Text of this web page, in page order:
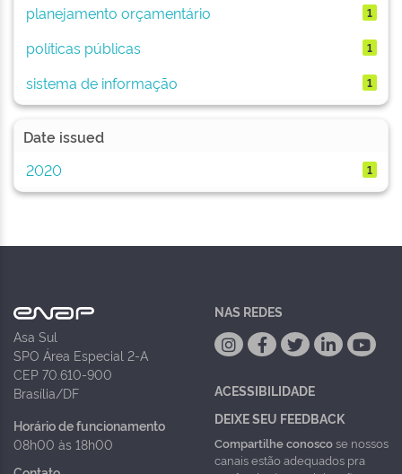
planejamento orçamentário 1
políticas públicas 1
sistema de informação 1
Date issued
2020
1
Asa Sul
SPO Área Especial 2-A
CEP 70.610-900
Brasília/DF
Horário de funcionamento
08h00 às 18h00
NAS REDES
ACESSIBILIDADE
DEIXE SEU FEEDBACK
Compartilhe conoscose nossos
canais estão adequados pra